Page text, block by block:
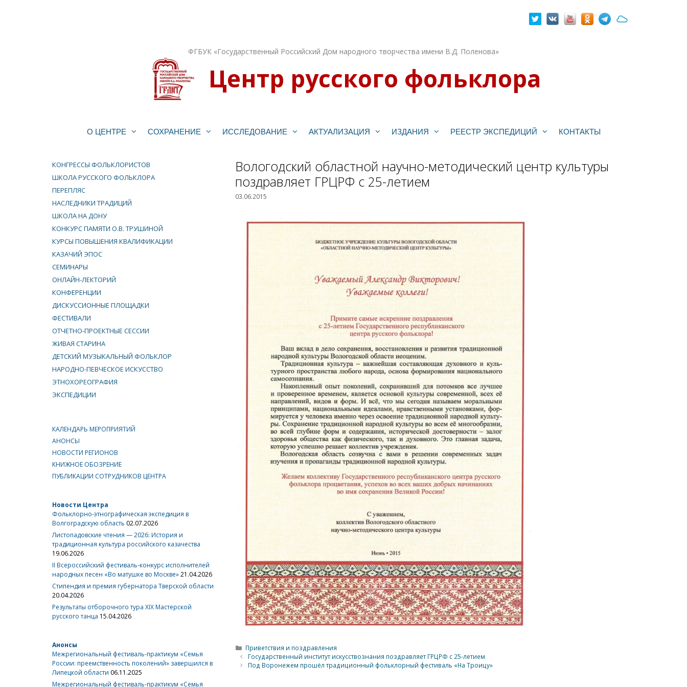
ФГБУК «Государственный Российский Дом народного творчества имени В.Д. Поленова»
Центр русского фольклора
О ЦЕНТРЕ СОХРАНЕНИЕ ИССЛЕДОВАНИЕ АКТУАЛИЗАЦИЯ ИЗДАНИЯ РЕЕСТР ЭКСПЕДИЦИЙ КОНТАКТЫ
Вологодский областной научно-методический центр культуры
поздравляет ГРЦРФ с 25-летием
03.06.2015
Рубрики
Приветствия и поздравления
Государственный институт искусствознания поздравляет ГРЦРФ с 25-летием
Под Воронежем прошёл традиционный фольклорный фестиваль «На Троицу»
КОНГРЕССЫ ФОЛЬКЛОРИСТОВ
ШКОЛА РУССКОГО ФОЛЬКЛОРА
ПЕРЕПЛЯС
НАСЛЕДНИКИ ТРАДИЦИЙ
ШКОЛА НА ДОНУ
КОНКУРС ПАМЯТИ О.В. ТРУШИНОЙ
КУРСЫ ПОВЫШЕНИЯ КВАЛИФИКАЦИИ
КАЗАЧИЙ ЭПОС
СЕМИНАРЫ
ОНЛАЙН-ЛЕКТОРИЙ
КОНФЕРЕНЦИИ
ДИСКУССИОННЫЕ ПЛОЩАДКИ
ФЕСТИВАЛИ
ОТЧЕТНО-ПРОЕКТНЫЕ СЕССИИ
ЖИВАЯ СТАРИНА
ДЕТСКИЙ МУЗЫКАЛЬНЫЙ ФОЛЬКЛОР
НАРОДНО-ПЕВЧЕСКОЕ ИСКУССТВО
ЭТНОХОРЕОГРАФИЯ
ЭКСПЕДИЦИИ
КАЛЕНДАРЬ МЕРОПРИЯТИЙ
АНОНСЫ
НОВОСТИ РЕГИОНОВ
КНИЖНОЕ ОБОЗРЕНИЕ
ПУБЛИКАЦИИ СОТРУДНИКОВ ЦЕНТРА
Новости Центра
Фольклорно-этнографическая экспедиция в
Волгоградскую область 02.07.2026
Листопадовские чтения — 2026: История и
традиционная культура российского казачества
19.06.2026
II Всероссийский фестиваль-конкурс исполнителей
народных песен «Во матушке во Москве»21.04.2026
Стипендия и премия губернатора Тверской области
20.04.2026
Результаты отборочного тура XIX Мастерской
русского танца 15.04.2026
Анонсы
Межрегиональный фестиваль-практикум «Семья
России: преемственность поколений» завершился в
Липецкой области 06.11.2025
Межрегиональный фестиваль-практикум «Семья